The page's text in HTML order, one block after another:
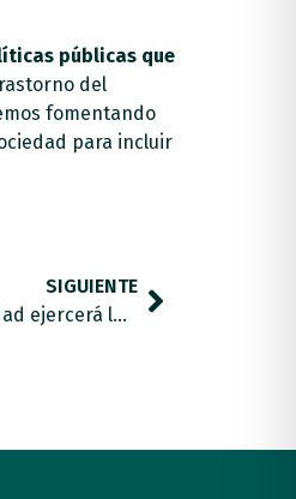
públicas que
del
fomentando
para incluir
SIGUIENTE
El Comité de Representantes de Personas con Discapacidad ejercerá la acción popular en el crimen del joven con síndrome de Asperger